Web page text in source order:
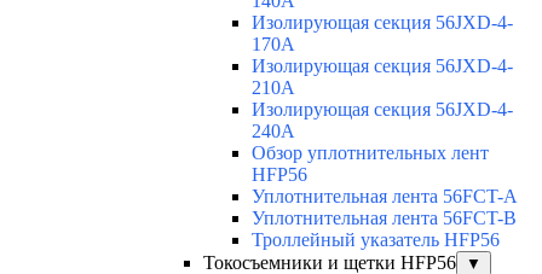
Изолирующая секция 56JXD-4-
170A
Изолирующая секция 56JXD-4-
210A
Изолирующая секция 56JXD-4-
240A
Обзор уплотнительных лент
HFP56
Уплотнительная лента 56FCT-A
Уплотнительная лента 56FCT-B
Троллейный указатель HFP56
Токосъемники и щетки HFP56
▼